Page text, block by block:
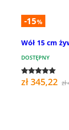
-15%
Wół 15 cm
DOSTĘPNY
zł 345,22 zł